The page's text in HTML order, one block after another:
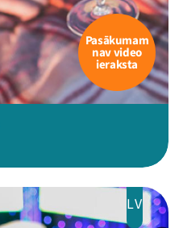
Pasākumam
nav video
ieraksta
LV